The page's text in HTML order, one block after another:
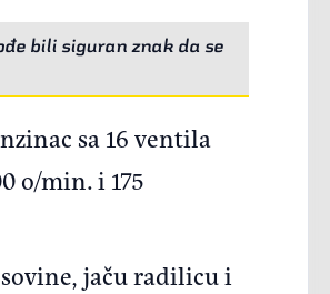
bili siguran znak da se
sa 16 ventila
o/min. i 175
jaču radilicu i